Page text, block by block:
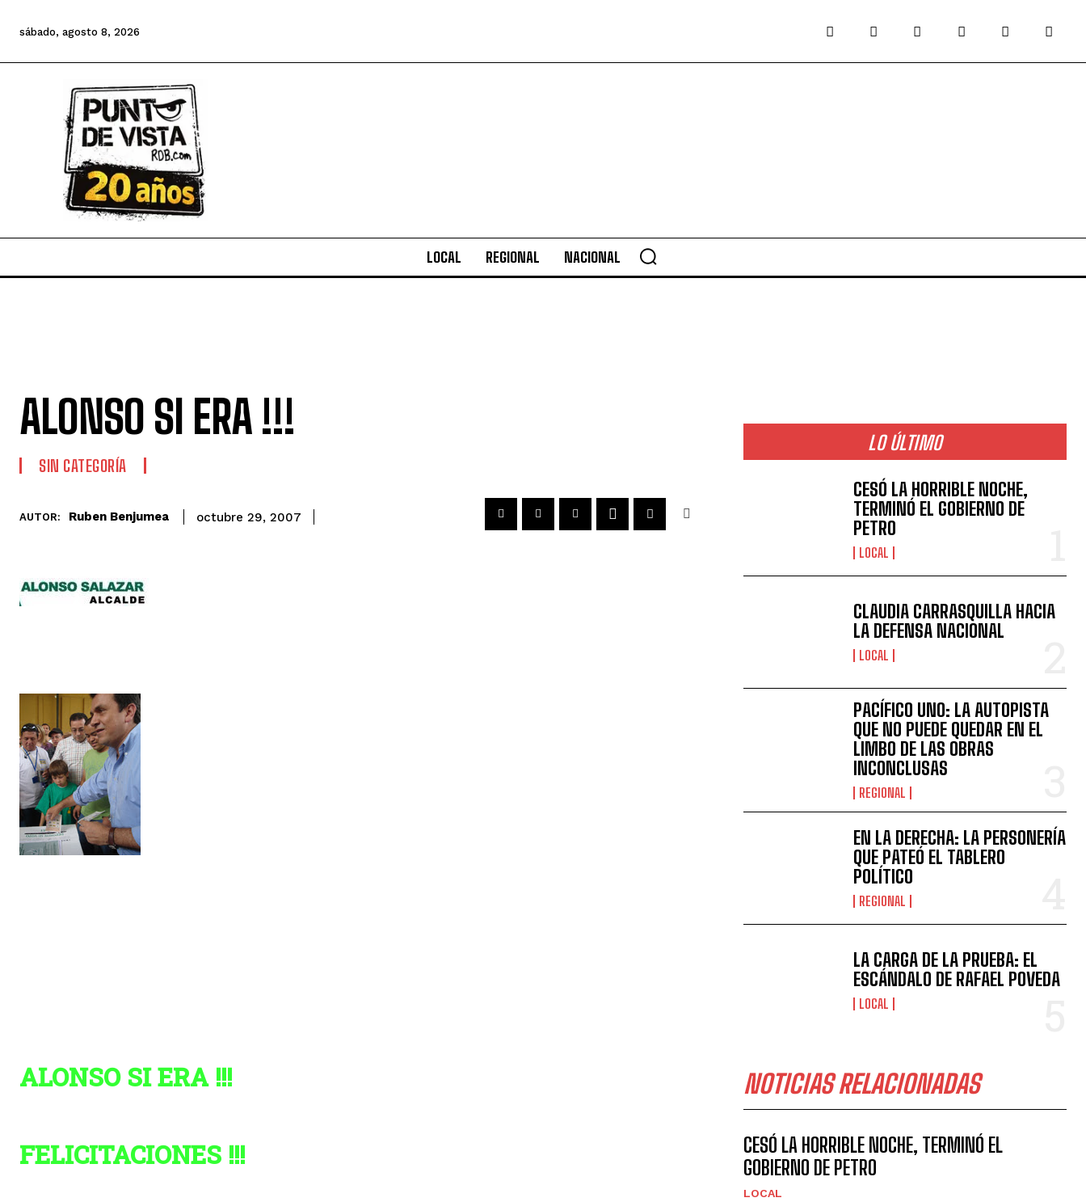
sábado, agosto 8, 2026
LOCAL REGIONAL NACIONAL
ALONSO SI ERA !!!
SIN CATEGORÍA
AUTOR: Ruben Benjumea octubre 29, 2007
ALONSO SI ERA !!!
FELICITACIONES !!!
LO ÚLTIMO
CESÓ LA HORRIBLE NOCHE,
TERMINÓ EL GOBIERNO DE
PETRO
LOCAL
CLAUDIA CARRASQUILLA HACIA
LA DEFENSA NACIONAL
LOCAL
PACÍFICO UNO: LA AUTOPISTA
QUE NO PUEDE QUEDAR EN EL
LIMBO DE LAS OBRAS
INCONCLUSAS
REGIONAL
EN LA DERECHA: LA PERSONERÍA
QUE PATEÓ EL TABLERO
POLÍTICO
REGIONAL
LA CARGA DE LA PRUEBA: EL
ESCÁNDALO DE RAFAEL POVEDA
LOCAL
NOTICIAS RELACIONADAS
CESÓ LA HORRIBLE NOCHE, TERMINÓ EL
GOBIERNO DE PETRO
LOCAL